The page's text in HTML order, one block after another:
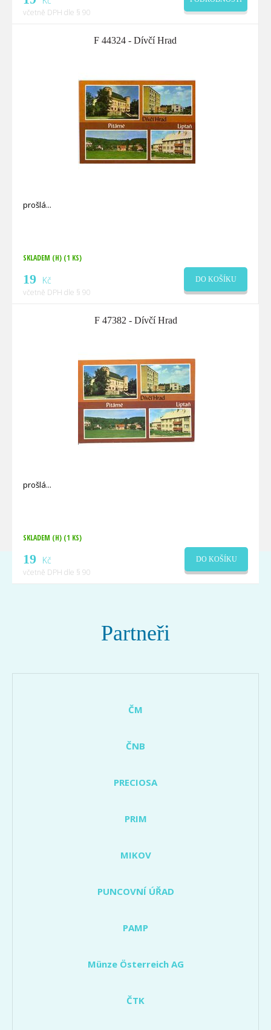
včetně DPH dle § 90
F 44324 - Dívčí Hrad
prošlá
SKLADEM (H) (1 KS)
19 Kč
včetně DPH dle § 90
DO KOŠÍKU
F 47382 - Dívčí Hrad
prošlá
SKLADEM (H) (1 KS)
19 Kč
včetně DPH dle § 90
DO KOŠÍKU
Partneři
ČM
ČNB
PRECIOSA
PRIM
MIKOV
PUNCOVNÍ ÚŘAD
PAMP
Münze Österreich AG
ČTK